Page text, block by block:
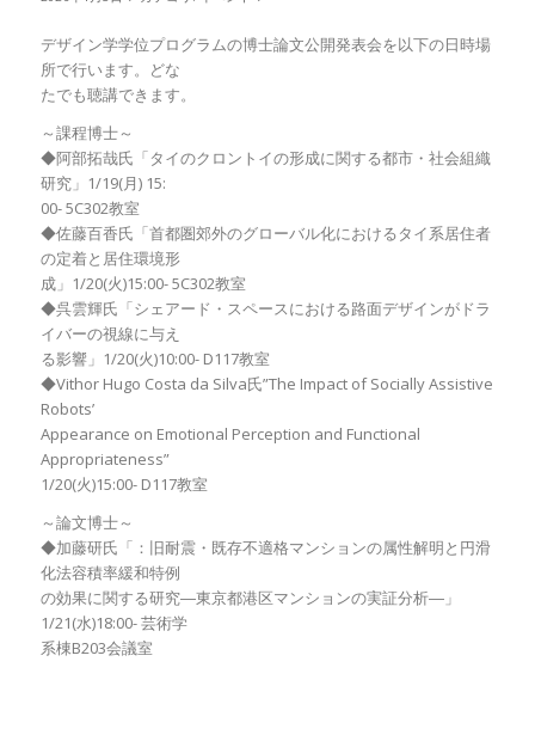
デザイン学学位プログラムの博士論文公開発表会を以下の日時場
所で行います。どな
たでも聴講できます。
～課程博士～
◆阿部拓哉氏「タイのクロントイの形成に関する都市・社会組織
研究」1/19(月) 15:
00- 5C302教室
◆佐藤百香氏「首都圏郊外のグローバル化におけるタイ系居住者
の定着と居住環境形
成」1/20(火)15:00- 5C302教室
◆呉雲輝氏「シェアード・スペースにおける路面デザインがドラ
イバーの視線に与え
る影響」1/20(火)10:00- D117教室
◆Vithor Hugo Costa da Silva氏”The Impact of Socially Assistive
Robots’
Appearance on Emotional Perception and Functional
Appropriateness”
1/20(火)15:00- D117教室
～論文博士～
◆加藤研氏「：旧耐震・既存不適格マンションの属性解明と円滑
化法容積率緩和特例
の効果に関する研究―東京都港区マンションの実証分析―」
1/21(水)18:00- 芸術学
系棟B203会議室